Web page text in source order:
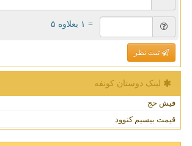
= ۱ بعلاوه ۵
ثبت نظر
لینک دوستان كونفه
فیش حج
قیمت بیسیم کنوود